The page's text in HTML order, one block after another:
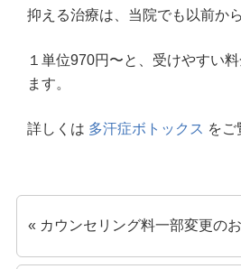
抑える治療は、当院でも以前か
１単位970円〜と、受けやすい
ます。
詳しくは 多汗症ボトックス をご
« カウンセリング料一部変更の